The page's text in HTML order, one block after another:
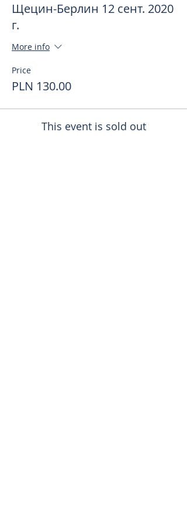
Щецин-Берлин 12 сент. 2020
г.
More info
Price
PLN 130.00
This event is sold out